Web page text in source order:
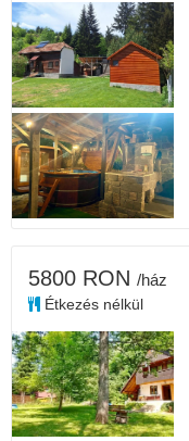
5800 RON /ház
Étkezés nélkül